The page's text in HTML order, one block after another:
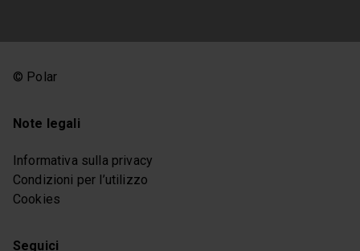
© Polar
Note legali
Informativa sulla privacy
Condizioni per l’utilizzo
Cookies
Seguici